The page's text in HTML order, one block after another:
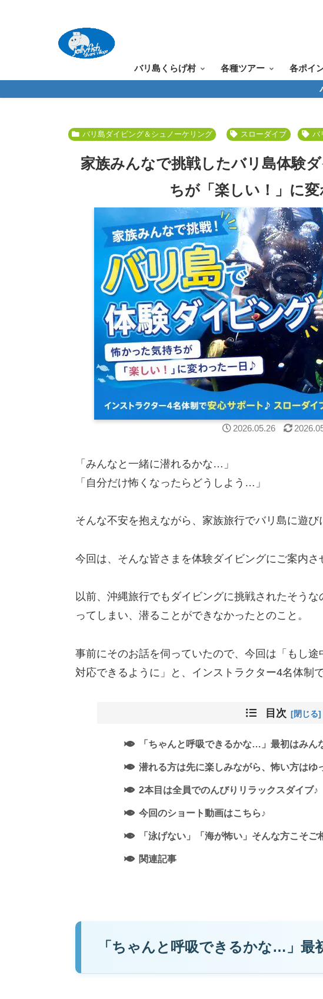
バリ島くらげ村 各種ツアー 各ポイ
バリ島ダイビング＆シュノーケリング スローダイブ バ
家族みんなで挑戦したバリ島体験
ちが「楽しい！」に変
2026.05.26
「みんなと一緒に潜れるかな…」
「自分だけ怖くなったらどうしよう…」
そんな不安を抱えながら、家族旅行でバリ島に遊び
今回は、そんな皆さまを体験ダイビングにご案内さ
以前、沖縄旅行でもダイビングに挑戦されたそう
ってしまい、潜ることができなかったとのこと。
事前にそのお話を伺っていたので、今回は「もし
対応できるように」と、インストラクター4名体制
目次
「ちゃんと呼吸できるかな…」最初はみん
潜れる方は先に楽しみながら、怖い方はゆ
2本目は全員でのんびりリラックスダイブ♪
今回のショート動画はこちら♪
「泳げない」「海が怖い」そんな方こそご
関連記事
「ちゃんと呼吸できるかな…」最